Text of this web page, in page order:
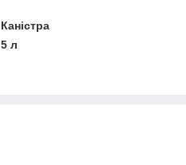
Каністра
5 л